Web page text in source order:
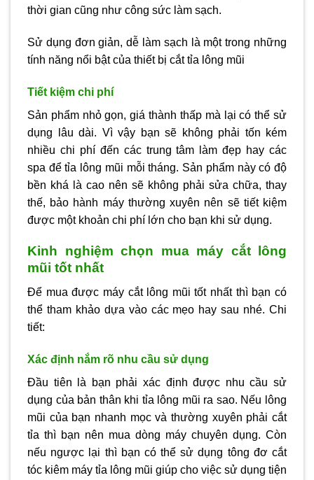
thời gian cũng như công sức làm sạch.
Sử dụng đơn giản, dễ làm sạch là một trong những
tính năng nổi bật của thiết bị cắt tỉa lông mũi
Tiết kiệm chi phí
Sản phẩm nhỏ gọn, giá thành thấp mà lại có thể sử
dụng lâu dài. Vì vậy bạn sẽ không phải tốn kém
nhiều chi phí đến các trung tâm làm đẹp hay các
spa để tỉa lông mũi mỗi tháng. Sản phẩm này có độ
bền khá là cao nên sẽ không phải sửa chữa, thay
thế, bảo hành máy thường xuyên nên sẽ tiết kiệm
được một khoản chi phí lớn cho bạn khi sử dụng.
Kinh nghiệm chọn mua máy cắt lông
mũi tốt nhất
Để mua được máy cắt lông mũi tốt nhất thì bạn có
thể tham khảo dựa vào các mẹo hay sau nhé. Chi
tiết:
Xác định nắm rõ nhu cầu sử dụng
Đầu tiên là bạn phải xác định được nhu cầu sử
dụng của bản thân khi tỉa lông mũi ra sao. Nếu lông
mũi của bạn nhanh mọc và thường xuyên phải cắt
tỉa thì bạn nên mua dòng máy chuyên dụng. Còn
nếu ngược lại thì bạn có thể sử dụng tông đơ cắt
tóc kiêm máy tỉa lông mũi giúp cho việc sử dụng tiện